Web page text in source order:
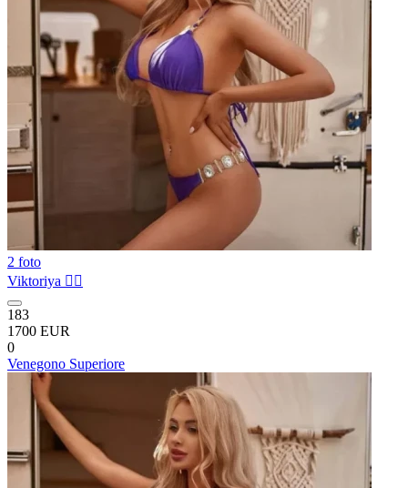
2 foto
Viktoriya ❤️‍🔥
183
1700 EUR
0
Venegono Superiore